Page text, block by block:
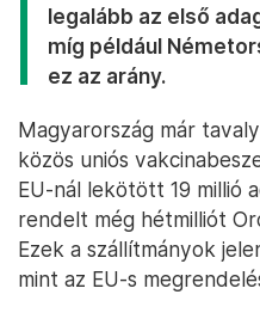
legalább az első
míg például
ez az arány.
Magyarország már
közös uniós
EU-nál lekötött 19 millió
rendelt még hétmilliót
Ezek a szállítmányok
mint az EU-s